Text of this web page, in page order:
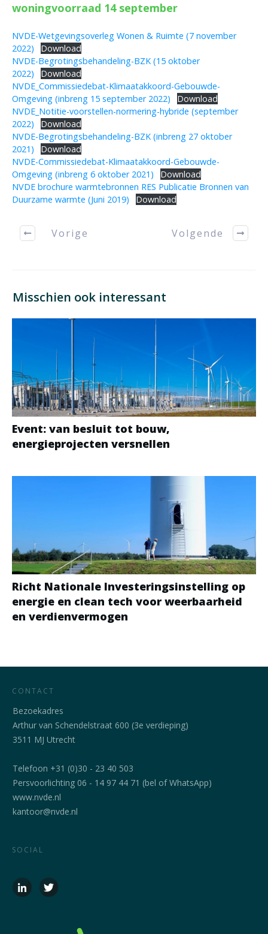
woningvoorraad 14 september
NVDE-Wetgevingsoverleg Wonen & Ruimte (7 november
2022)
Download
NVDE-Begrotingsbehandeling-BZK (15 oktober
2022)
Download
NVDE_Commissiedebat-Klimaatakkoord-Gebouwde-
Omgeving (inbreng 15 september 2022)
Download
NVDE_Notitie-voorstellen-normering-hybride (september
2022)
Download
NVDE-Begrotingsbehandeling-BZK (inbreng 27 oktober
2021)
Download
NVDE-Commissiedebat-Klimaatakkoord-Gebouwde-
Omgeving (inbreng 6 oktober 2021)
Download
NVDE brochure warmtebronnen RES Publicatie Bronnen van
Duurzame warmte (Juni 2019)
Download
Vorige Volgende
Misschien ook interessant
Event: van besluit tot bouw,
energieprojecten versnellen
Richt Nationale Investeringsinstelling op
energie en clean tech voor weerbaarheid
en verdienvermogen
CONTACT
Bezoekadres
Arthur van Schendelstraat 600 (3e verdieping)
3511 MJ Utrecht
Telefoon +31 (0)30 - 23 40 503
Persvoorlichting 06 - 14 97 44 71 (bel of WhatsApp)
www.nvde.nl
kantoor@nvde.nl
SOCIAL